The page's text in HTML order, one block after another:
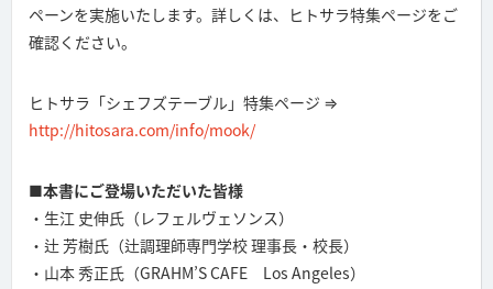
ペーンを実施いたします。詳しくは、ヒトサラ特集ページをご
確認ください。
ヒトサラ「シェフズテーブル」特集ページ ⇒
http://hitosara.com/info/mook/
■本書にご登場いただいた皆様
・生江 史伸氏（レフェルヴェソンス）
・辻 芳樹氏（辻調理師専門学校 理事長・校長）
・山本 秀正氏（GRAHM’S CAFE Los Angeles）